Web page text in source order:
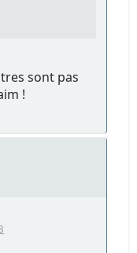
sont pas
!